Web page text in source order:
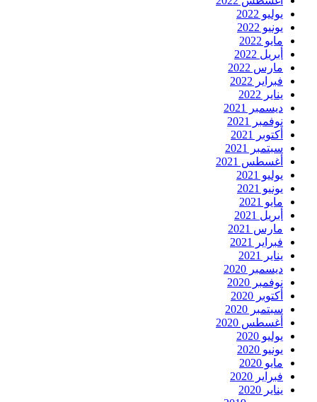
يوليو 2022
يونيو 2022
مايو 2022
أبريل 2022
مارس 2022
فبراير 2022
يناير 2022
ديسمبر 2021
نوفمبر 2021
أكتوبر 2021
سبتمبر 2021
أغسطس 2021
يوليو 2021
يونيو 2021
مايو 2021
أبريل 2021
مارس 2021
فبراير 2021
يناير 2021
ديسمبر 2020
نوفمبر 2020
أكتوبر 2020
سبتمبر 2020
أغسطس 2020
يوليو 2020
يونيو 2020
مايو 2020
فبراير 2020
يناير 2020